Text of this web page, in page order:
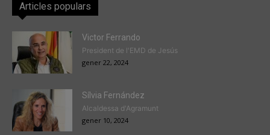
Articles populars
Victor Ferrando
President de l'EMD de Jesús
gener 22, 2024
Sílvia Fernández
Alcaldessa d'Agramunt
gener 10, 2024